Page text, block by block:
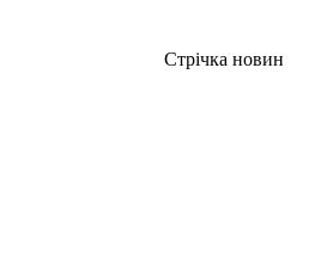
Стрічка новин